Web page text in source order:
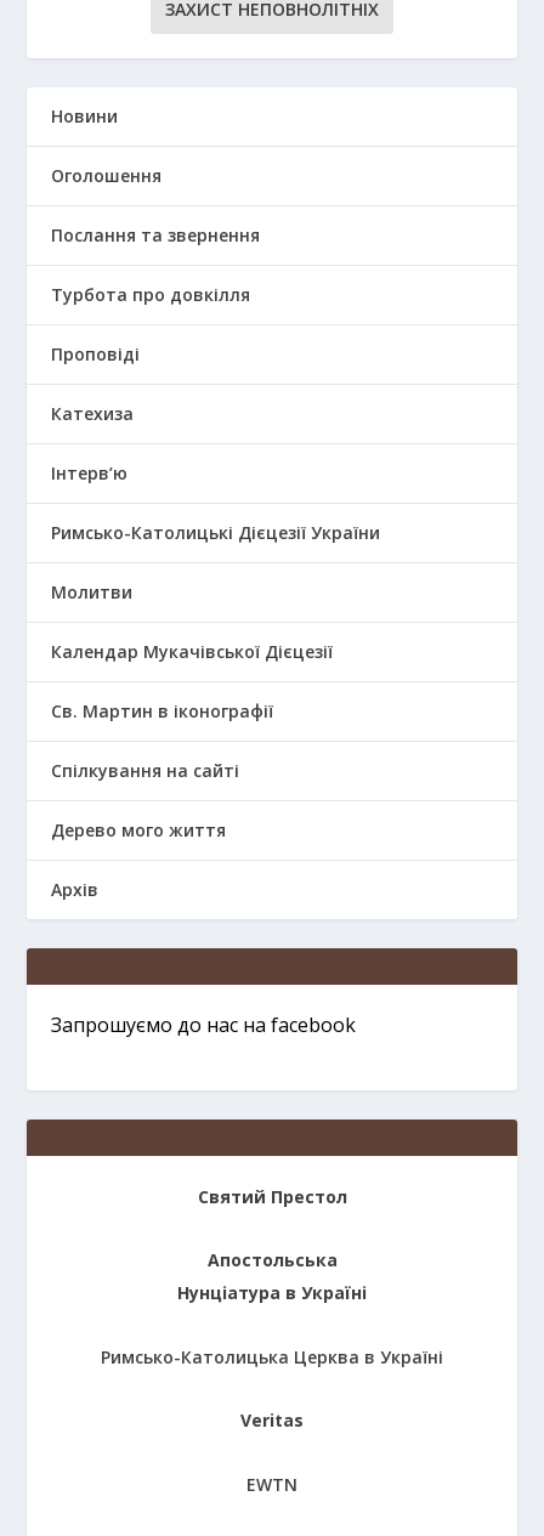
ЗАХИСТ НЕПОВНОЛІТНІХ
Новини
Оголошення
Послання та звернення
Турбота про довкілля
Проповіді
Катехиза
Інтерв’ю
Римсько-Католицькі Дієцезії України
Молитви
Календар Мукачівської Дієцезії
Св. Мартин в іконографії
Спілкування на сайті
Дерево мого життя
Архів
Запрошуємо до нас на facebook
Святий Престол
Апостольська
Нунціатура в Україні
Римсько-Католицька Церква в Україні
Veritas
EWTN